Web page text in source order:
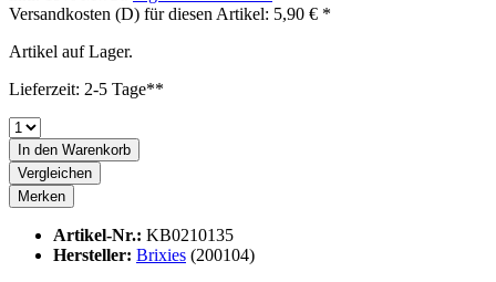
Versandkosten (D) für diesen Artikel: 5,90 € *
Artikel auf Lager.
Lieferzeit: 2-5 Tage**
In den Warenkorb
Vergleichen
Merken
Artikel-Nr.: KB0210135
Hersteller: Brixies (200104)